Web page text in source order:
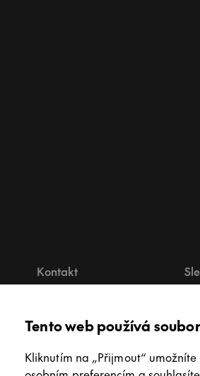
Kontakt
Tento web používá
Kliknutím na „Přijmout“